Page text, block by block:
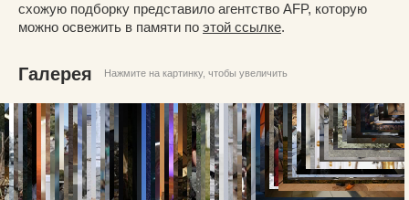
схожую подборку представило агентство AFP, которую
можно освежить в памяти по этой ссылке.
Галерея Нажмите на картинку, чтобы увеличить